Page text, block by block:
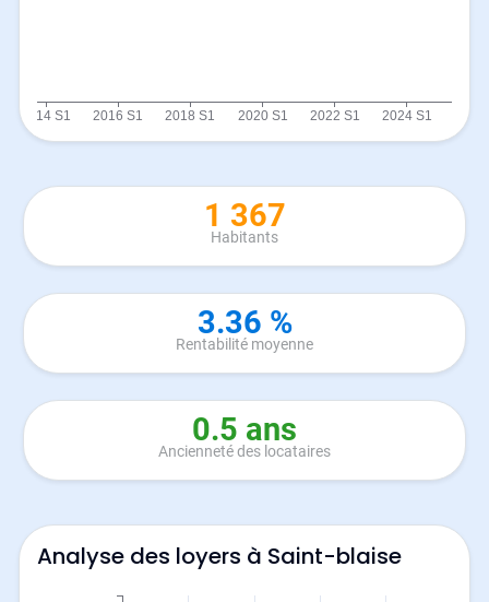
1 367
Habitants
3.36 %
Rentabilité moyenne
0.5 ans
Ancienneté des locataires
Analyse des loyers à Saint-blaise